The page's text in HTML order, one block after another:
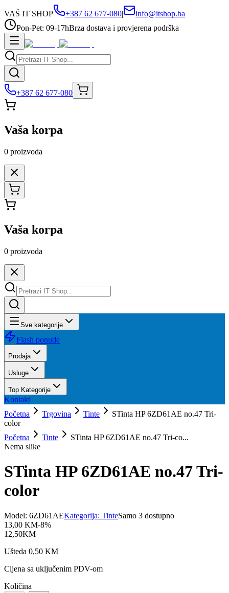
VAŠ IT SHOP +387 62 677-080|
info@itshop.ba
Pon-Pet: 09-17hBrza dostava i provjerena podrška
+387 62 677-080
Vaša korpa
0 proizvoda
Vaša korpa
0 proizvoda
Sve kategorije
Flash ponude
Prodaja
Usluge
Top Kategorije
Kontakt
Početna
Trgovina Tinte
STinta HP 6ZD61AE no.47 Tri-
color
Početna
Tinte
STinta HP 6ZD61AE no.47 Tri-co...
Nema slike
STinta HP 6ZD61AE no.47 Tri-
color
Model: 6ZD61AEKategorija: TinteSamo 3 dostupno
13,00 KM-8%
12,50KM
Ušteda 0,50 KM
Cijena sa uključenim PDV-om
Količina